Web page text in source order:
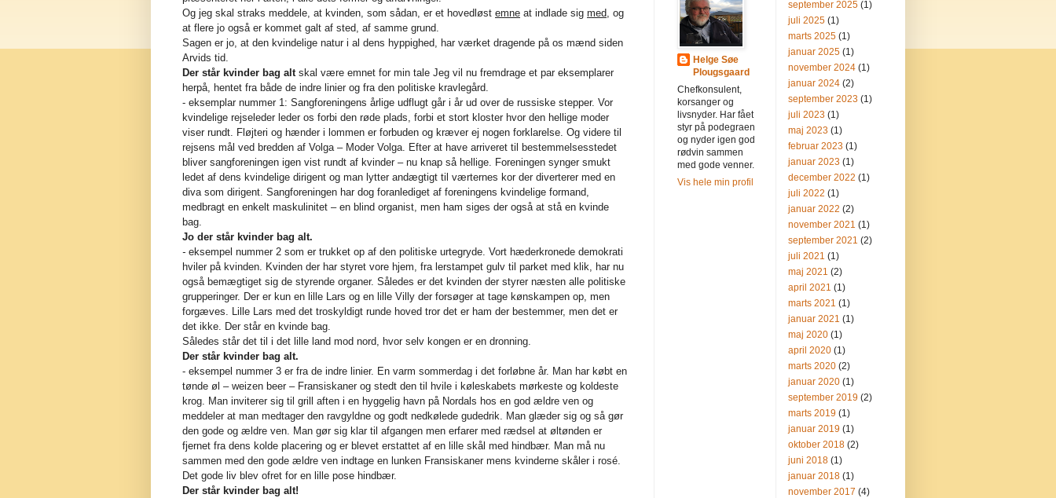
Og jeg skal straks meddele, at kvinden, som sådan, er et hovedløst emne at indlade sig med, og
at flere jo også er kommet galt af sted, af samme grund.
Sagen er jo, at den kvindelige natur i al dens hyppighed, har værket dragende på os mænd siden
Arvids tid.
Der står kvinder bag alt skal være emnet for min tale Jeg vil nu fremdrage et par eksemplarer
herpå, hentet fra både de indre linier og fra den politiske kravlegård.
- eksemplar nummer 1: Sangforeningens årlige udflugt går i år ud over de russiske stepper. Vor
kvindelige rejseleder leder os forbi den røde plads, forbi et stort kloster hvor den hellige moder
viser rundt. Fløjteri og hænder i lommen er forbuden og kræver ej nogen forklarelse. Og videre til
rejsens mål ved bredden af Volga – Moder Volga. Efter at have arriveret til bestemmelsesstedet
bliver sangforeningen igen vist rundt af kvinder – nu knap så hellige. Foreningen synger smukt
ledet af dens kvindelige dirigent og man lytter andægtigt til værternes kor der diverterer med en
diva som dirigent. Sangforeningen har dog foranlediget af foreningens kvindelige formand,
medbragt en enkelt maskulinitet – en blind organist, men ham siges der også at stå en kvinde
bag.
Jo der står kvinder bag alt.
- eksempel nummer 2 som er trukket op af den politiske urtegryde. Vort hæderkronede demokrati
hviler på kvinden. Kvinden der har styret vore hjem, fra lerstampet gulv til parket med klik, har nu
også bemægtiget sig de styrende organer. Således er det kvinden der styrer næsten alle politiske
grupperinger. Der er kun en lille Lars og en lille Villy der forsøger at tage kønskampen op, men
forgæves. Lille Lars med det troskyldigt runde hoved tror det er ham der bestemmer, men det er
det ikke. Der står en kvinde bag.
Således står det til i det lille land mod nord, hvor selv kongen er en dronning.
Der står kvinder bag alt.
- eksempel nummer 3 er fra de indre linier. En varm sommerdag i det forløbne år. Man har købt en
tønde øl – weizen beer – Fransiskaner og stedt den til hvile i køleskabets mørkeste og koldeste
krog. Man inviterer sig til grill aften i en hyggelig havn på Nordals hos en god ældre ven og
meddeler at man medtager den ravgyldne og godt nedkølede gudedrik. Man glæder sig og så gør
den gode og ældre ven. Man gør sig klar til afgangen men erfarer med rædsel at øltønden er
fjernet fra dens kolde placering og er blevet erstattet af en lille skål med hindbær. Man må nu
sammen med den gode ældre ven indtage en lunken Fransiskaner mens kvinderne skåler i rosé.
Det gode liv blev ofret for en lille pose hindbær.
Der står kvinder bag alt!
Helge Søe
Plougsgaard
Chefkonsulent,
korsanger og
livsnyder. Har fået
styr på podegraen
og nyder igen god
rødvin sammen
med gode venner.
Vis hele min profil
september 2025 (1)
juli 2025 (1)
marts 2025 (1)
januar 2025 (1)
november 2024 (1)
januar 2024 (2)
september 2023 (1)
juli 2023 (1)
maj 2023 (1)
februar 2023 (1)
januar 2023 (1)
december 2022 (1)
juli 2022 (1)
januar 2022 (2)
november 2021 (1)
september 2021 (2)
juli 2021 (1)
maj 2021 (2)
april 2021 (1)
marts 2021 (1)
januar 2021 (1)
maj 2020 (1)
april 2020 (1)
marts 2020 (2)
januar 2020 (1)
september 2019 (2)
marts 2019 (1)
januar 2019 (1)
oktober 2018 (2)
juni 2018 (1)
januar 2018 (1)
november 2017 (4)